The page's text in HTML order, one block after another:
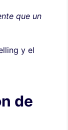
que un
y el
de